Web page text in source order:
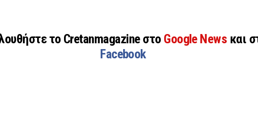
το Cretanmagazine στο Google News και
Facebook